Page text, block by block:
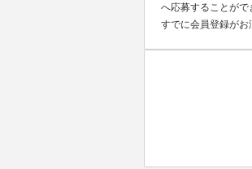
へ応募することがで
すでに会員登録がお